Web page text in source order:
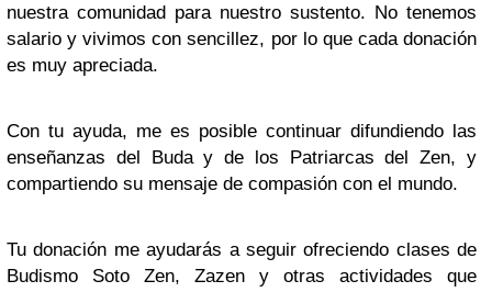
nuestra comunidad para nuestro sustento. No tenemos
salario y vivimos con sencillez, por lo que cada donación
es muy apreciada.
Con tu ayuda, me es posible continuar difundiendo las
enseñanzas del Buda y de los Patriarcas del Zen, y
compartiendo su mensaje de compasión con el mundo.
Tu donación me ayudarás a seguir ofreciendo clases de
Budismo Soto Zen, Zazen y otras actividades que